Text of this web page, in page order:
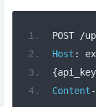
POST /
Host :
{api_key
Content-